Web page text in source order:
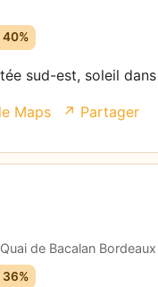
sud-est, soleil
Maps ↗ Partager
de Bacalan Bordeaux